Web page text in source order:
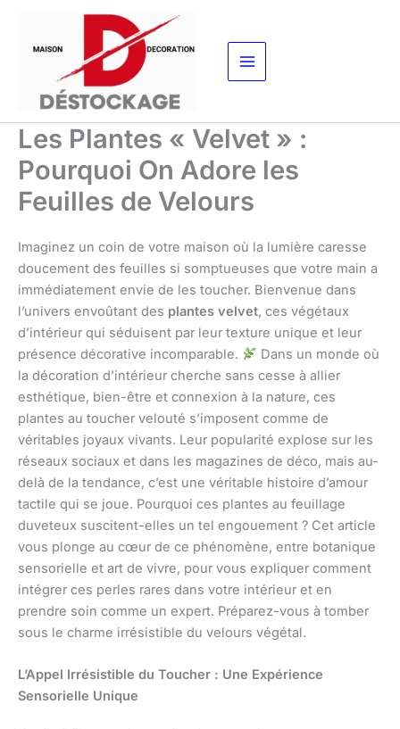
contenu
Les Plantes « Velvet » :
Pourquoi On Adore les
Feuilles de Velours
Imaginez un coin de votre maison où la lumière caresse
doucement des feuilles si somptueuses que votre main a
immédiatement envie de les toucher. Bienvenue dans
l’univers envoûtant des plantes velvet, ces végétaux
d’intérieur qui séduisent par leur texture unique et leur
présence décorative incomparable.
Dans un monde où
la décoration d’intérieur cherche sans cesse à allier
esthétique, bien-être et connexion à la nature, ces
plantes au toucher velouté s’imposent comme de
véritables joyaux vivants. Leur popularité explose sur les
réseaux sociaux et dans les magazines de déco, mais au-
delà de la tendance, c’est une véritable histoire d’amour
tactile qui se joue. Pourquoi ces plantes au feuillage
duveteux suscitent-elles un tel engouement ? Cet article
vous plonge au cœur de ce phénomène, entre botanique
sensorielle et art de vivre, pour vous expliquer comment
intégrer ces perles rares dans votre intérieur et en
prendre soin comme un expert. Préparez-vous à tomber
sous le charme irrésistible du velours végétal.
L’Appel Irrésistible du Toucher : Une Expérience
Sensorielle Unique